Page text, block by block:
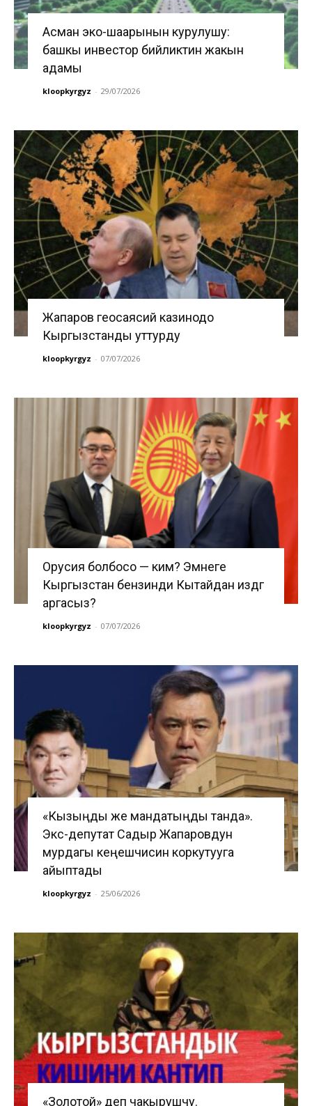
Асман эко-шаарынын курулушу:
башкы инвестор бийликтин жакын
адамы
kloopkyrgyz - 29/07/2026
Жапаров геосаясий казинодо
Кыргызстанды уттурду
kloopkyrgyz - 07/07/2026
Орусия болбосо — ким? Эмнеге
Кыргызстан бензинди Кытайдан издөөгө
аргасыз?
kloopkyrgyz - 07/07/2026
«Кызыңды же мандатыңды танда».
Экс-депутат Садыр Жапаровдун
мурдагы кеңешчисин коркутууга
айыптады
kloopkyrgyz - 25/06/2026
«Золотой» деп чакырушчу.